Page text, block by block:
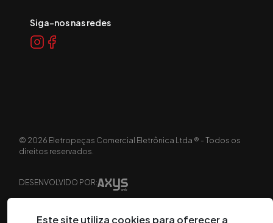
Siga-nos nas redes
© 2026 Eletropeças Comercial Eletrônica Ltda ® - Todos os
direitos reservados.
DESENVOLVIDO POR:
Este site utiliza cookies para oferecer a